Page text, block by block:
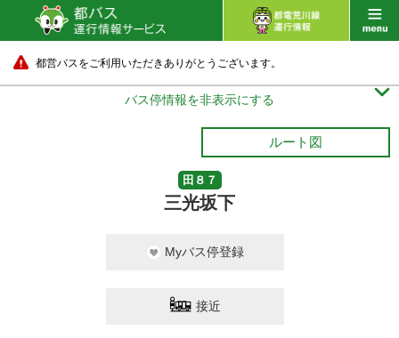
都営バスをご利用いただきありがとうございます。
バス停情報を非表示にする 
ルート図
田８７
三光坂下
Myバス停登録
接近